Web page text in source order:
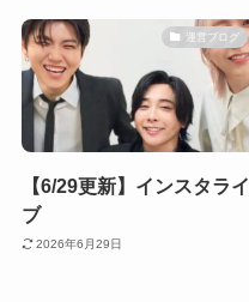
運営ブログ
【6/29更新】インスタライ
ブ
2026年6月29日